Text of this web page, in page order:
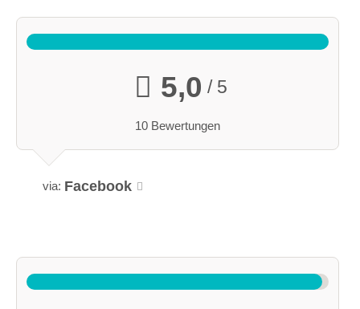
5,0 / 5
10 Bewertungen
via: Facebook